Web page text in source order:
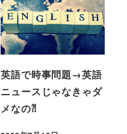
英語で時事問題→英語
ニュースじゃなきゃダ
メなの⁈